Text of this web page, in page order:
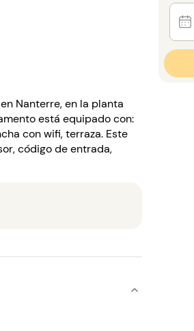
Nanterre, en la planta
está equipado con:
con wifi, terraza. Este
código de entrada,